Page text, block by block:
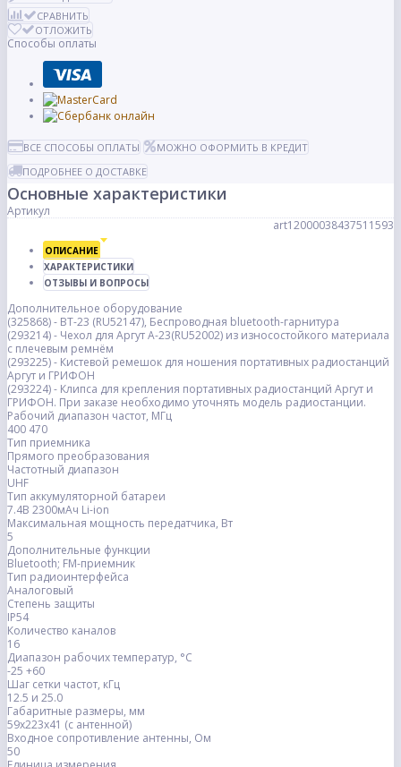
СРАВНИТЬ
ОТЛОЖИТЬ
Способы оплаты
ВСЕ СПОСОБЫ ОПЛАТЫ
МОЖНО ОФОРМИТЬ В КРЕДИТ
ПОДРОБНЕЕ О ДОСТАВКЕ
Основные характеристики
Артикул
art12000038437511593
ОПИСАНИЕ
ХАРАКТЕРИСТИКИ
ОТЗЫВЫ И ВОПРОСЫ
Дополнительное оборудование
(325868) - BT-23 (RU52147), Беспроводная bluetooth-гарнитура
(293214) - Чехол для Аргут А-23(RU52002) из износостойкого материала
с плечевым ремнём
(293225) - Кистевой ремешок для ношения портативных радиостанций
Аргут и ГРИФОН
(293224) - Клипса для крепления портативных радиостанций Аргут и
ГРИФОН. При заказе необходимо уточнять модель радиостанции.
Рабочий диапазон частот, МГц
400 470
Тип приемника
Прямого преобразования
Частотный диапазон
UHF
Тип аккумуляторной батареи
7.4В 2300мАч Li-ion
Максимальная мощность передатчика, Вт
5
Дополнительные функции
Bluetooth; FM-приемник
Тип радиоинтерфейса
Аналоговый
Степень защиты
IP54
Количество каналов
16
Диапазон рабочих температур, °С
-25 +60
Шаг сетки частот, кГц
12.5 и 25.0
Габаритные размеры, мм
59х223х41 (с антенной)
Входное сопротивление антенны, Ом
50